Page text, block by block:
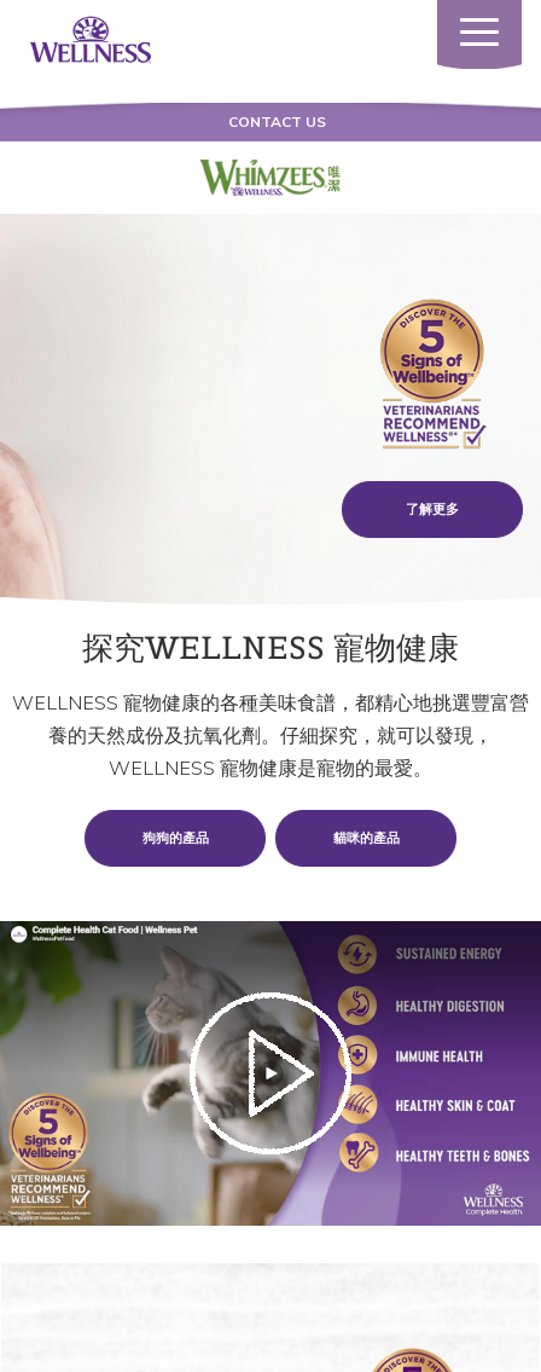
Toggle
CONTACT US
了解更多
探究WELLNESS 寵物健康
WELLNESS 寵物健康的各種美味食譜，都精心地挑選豐富營
養的天然成份及抗氧化劑。仔細探究，就可以發現，
WELLNESS 寵物健康是寵物的最愛。
狗狗的產品 貓咪的產品